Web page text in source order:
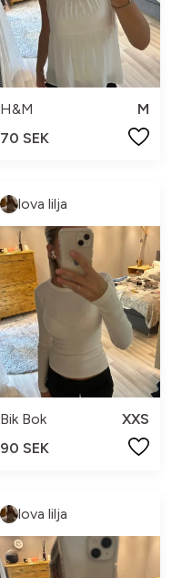
H&M
M
70 SEK
lova lilja
Bik Bok
XXS
90 SEK
lova lilja